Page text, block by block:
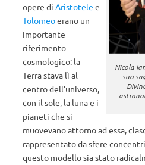
Nicola
suo
opere di Aristotele e
Tolomeoerano un
importante
riferimento
cosmologico: la
Terra stava lì al
centro dell’universo,
con il sole, la luna e i
pianeti che si
muovevano attorno ad essa,
rappresentato da sfere
questo modello sia stato